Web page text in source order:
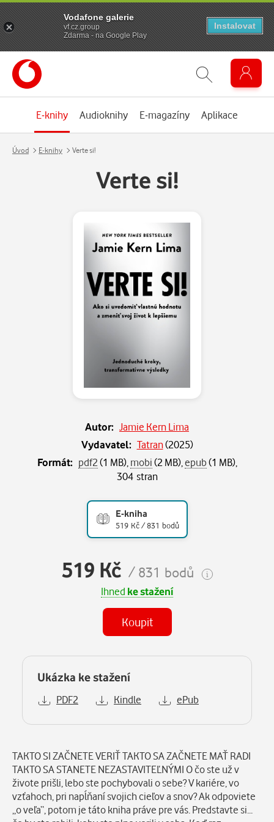
E-knihy Audioknihy E-magazíny Aplikace
Úvod E-knihy Verte si!
Verte si!
Autor: Jamie Kern Lima
Vydavatel: Tatran(2025)
Formát: pdf2(1 MB), mobi(2 MB), epub(1 MB),
304 stran
E-kniha
519 Kč / 831 bodů
519 Kč / 831 bodů
Ihned ke stažení
Koupit
Ukázka ke stažení
PDF2 Kindle ePub
Popis
TAKTO SI ZAČNETE VERIŤ TAKTO SA ZAČNETE MAŤ RADI
TAKTO SA STANETE NEZASTAVITEĽNÝMI O čo ste už v
živote prišli, lebo ste pochybovali o sebe? V kariére, vo
vzťahoch, pri napĺňaní svojich cieľov a snov? Ak odpoviete
„o veľa“, potom je táto kniha práve pre vás. Predstavte si...
Vodafone galerie
vf.cz.group
Zdarma - na Google Play
Instalovat